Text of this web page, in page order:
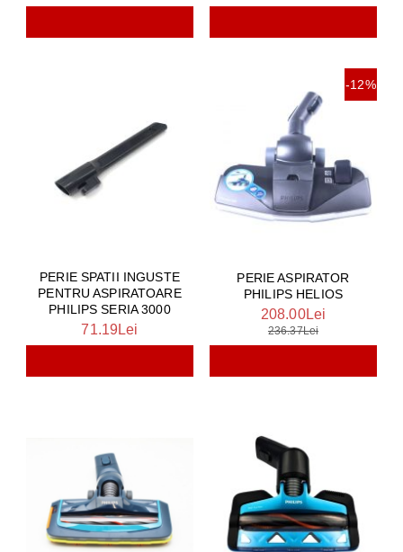
PERIE SPATII INGUSTE
PENTRU ASPIRATOARE
PHILIPS SERIA 3000
71.19Lei
-12%
PERIE ASPIRATOR
PHILIPS HELIOS
208.00Lei
236.37Lei